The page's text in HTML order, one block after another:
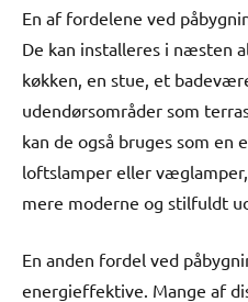
En af fordelene ved
De kan installeres i næsten
køkken, en stue, et
udendørsområder som
kan de også bruges som
loftslamper eller
mere moderne og stilfuldt
En anden fordel ved
energieffektive. Mange af